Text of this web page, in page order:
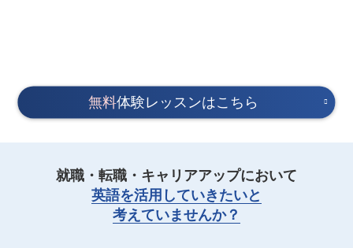
無料体験レッスンはこちら
就職・転職・キャリアアップにおいて
英語を活用していきたいと
考えていませんか？